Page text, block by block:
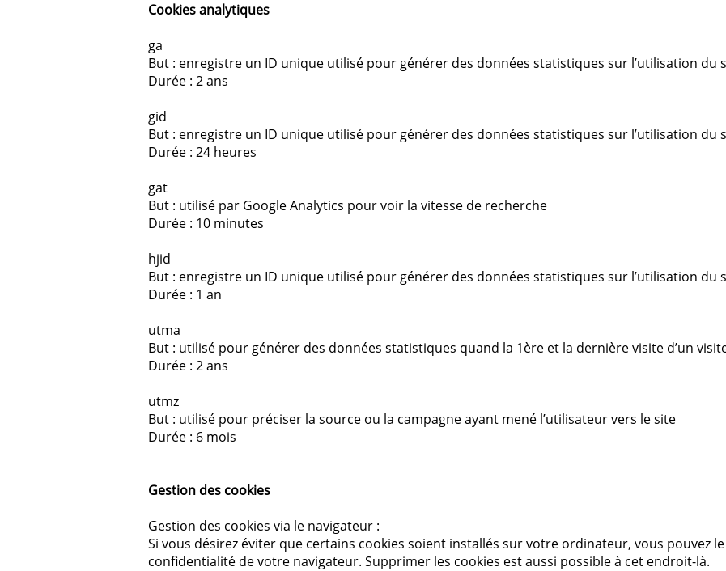
Cookies analytiques
ga
But : enregistre un ID unique utilisé pour générer des données statistiques sur l’utilisation du
Durée : 2 ans
gid
But : enregistre un ID unique utilisé pour générer des données statistiques sur l’utilisation du
Durée : 24 heures
gat
But : utilisé par Google Analytics pour voir la vitesse de recherche
Durée : 10 minutes
hjid
But : enregistre un ID unique utilisé pour générer des données statistiques sur l’utilisation du
Durée : 1 an
utma
But : utilisé pour générer des données statistiques quand la 1ère et la dernière visite d’un
Durée : 2 ans
utmz
But : utilisé pour préciser la source ou la campagne ayant mené l’utilisateur vers le site
Durée : 6 mois
Gestion des cookies
Gestion des cookies via le navigateur :
Si vous désirez éviter que certains cookies soient installés sur votre ordinateur, vous pouvez
confidentialité de votre navigateur. Supprimer les cookies est aussi possible à cet endroit-là.